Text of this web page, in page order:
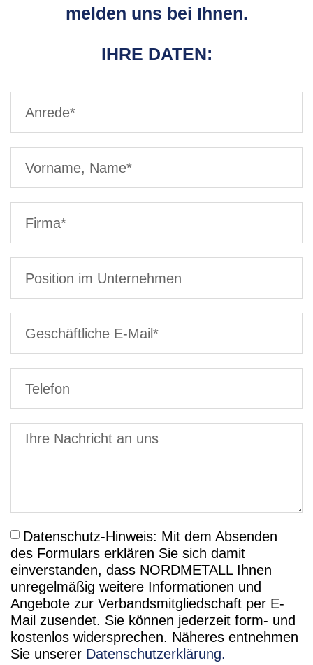
melden uns bei Ihnen.
IHRE DATEN:
Datenschutz-Hinweis: Mit dem Absenden
des Formulars erklären Sie sich damit
einverstanden, dass NORDMETALL Ihnen
unregelmäßig weitere Informationen und
Angebote zur Verbandsmitgliedschaft per E-
Mail zusendet. Sie können jederzeit form- und
kostenlos widersprechen. Näheres entnehmen
Sie unserer Datenschutzerklärung.